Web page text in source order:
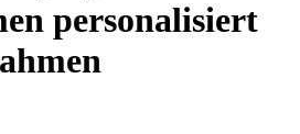
personalisiert